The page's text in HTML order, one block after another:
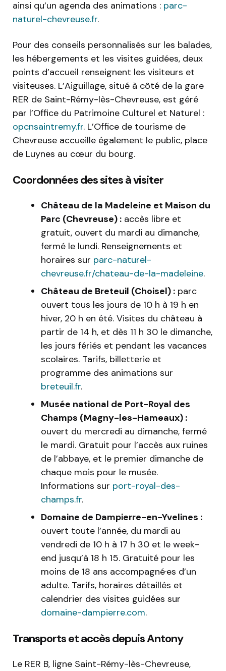
ainsi qu’un agenda des animations : parc-
naturel-chevreuse.fr.
Pour des conseils personnalisés sur les balades,
les hébergements et les visites guidées, deux
points d’accueil renseignent les visiteurs et
visiteuses. L’Aiguillage, situé à côté de la gare
RER de Saint-Rémy-lès-Chevreuse, est géré
par l’Office du Patrimoine Culturel et Naturel :
opcnsaintremy.fr. L’Office de tourisme de
Chevreuse accueille également le public, place
de Luynes au cœur du bourg.
Coordonnées des sites à visiter
Château de la Madeleine et Maison du
Parc (Chevreuse) : accès libre et
gratuit, ouvert du mardi au dimanche,
fermé le lundi. Renseignements et
horaires sur parc-naturel-
chevreuse.fr/chateau-de-la-madeleine.
Château de Breteuil (Choisel) : parc
ouvert tous les jours de 10 h à 19 h en
hiver, 20 h en été. Visites du château à
partir de 14 h, et dès 11 h 30 le dimanche,
les jours fériés et pendant les vacances
scolaires. Tarifs, billetterie et
programme des animations sur
breteuil.fr.
Musée national de Port-Royal des
Champs (Magny-les-Hameaux) :
ouvert du mercredi au dimanche, fermé
le mardi. Gratuit pour l’accès aux ruines
de l’abbaye, et le premier dimanche de
chaque mois pour le musée.
Informations sur port-royal-des-
champs.fr.
Domaine de Dampierre-en-Yvelines :
ouvert toute l’année, du mardi au
vendredi de 10 h à 17 h 30 et le week-
end jusqu’à 18 h 15. Gratuité pour les
moins de 18 ans accompagné·es d’un
adulte. Tarifs, horaires détaillés et
calendrier des visites guidées sur
domaine-dampierre.com.
Transports et accès depuis Antony
Le RER B, ligne Saint-Rémy-lès-Chevreuse,